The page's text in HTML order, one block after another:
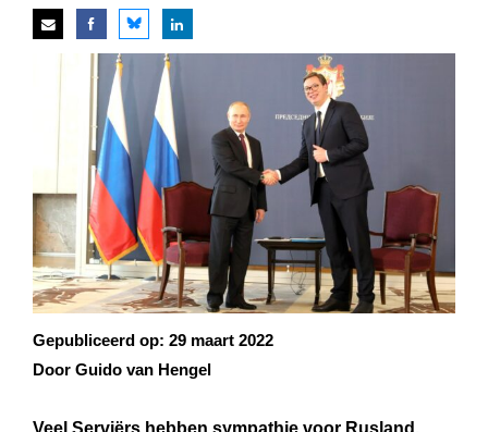
Gepubliceerd op: 29 maart 2022
Door Guido van Hengel
Veel Serviërs hebben sympathie voor Rusland.